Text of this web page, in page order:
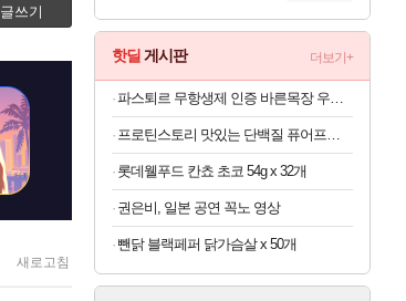
글쓰기
새로고침
핫딜 게시판 더보기+
파스퇴르 무항생제 인증 바른목장 우유 125ml x 24개
프로틴스토리 맛있는 단백질 퓨어프로틴7 3kg
롯데웰푸드 칸쵸 초코 54g x 32개
권은비, 일본 공연 꼭노 영상
뺀닭 블랙페퍼 닭가슴살 x 50개